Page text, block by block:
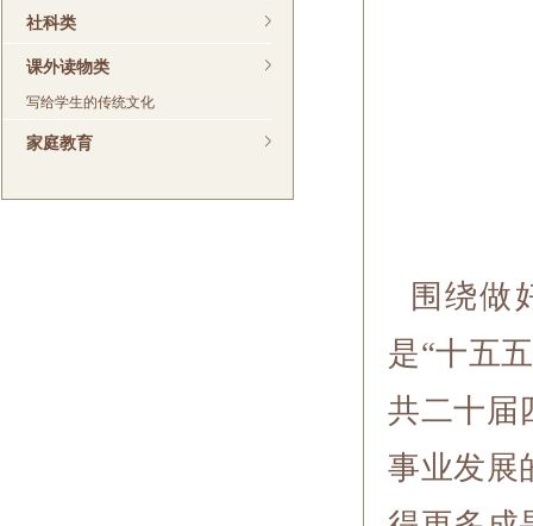
社科类
课外读物类
写给学生的传统文化
家庭教育
围绕做
是“十五
共二十届
事业发展